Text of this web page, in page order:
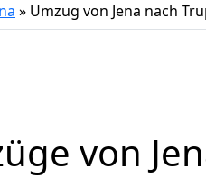
» Umzug von Jena nach
von